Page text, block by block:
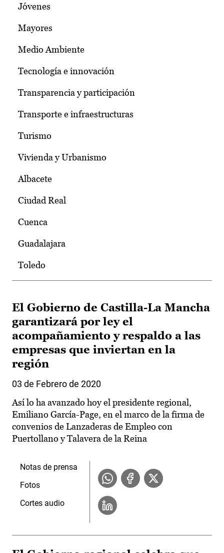
Jóvenes
Mayores
Medio Ambiente
Tecnología e innovación
Transparencia y participación
Transporte e infraestructuras
Turismo
Vivienda y Urbanismo
Albacete
Ciudad Real
Cuenca
Guadalajara
Toledo
El Gobierno de Castilla-La Mancha
garantizará por ley el
acompañamiento y respaldo a las
empresas que inviertan en la
región
03 de Febrero de 2020
Así lo ha avanzado hoy el presidente regional,
Emiliano García-Page, en el marco de la firma de
convenios de Lanzaderas de Empleo con
Puertollano y Talavera de la Reina
Notas de prensa
Fotos
Cortes audio